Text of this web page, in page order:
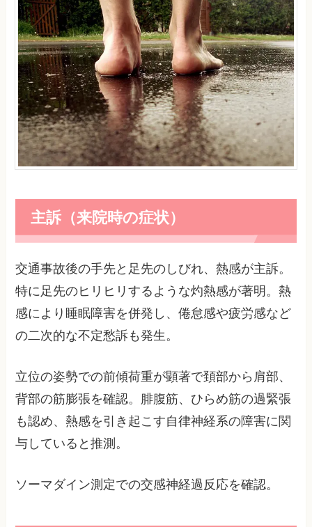
主訴（来院時の症状）
交通事故後の手先と足先のしびれ、熱感が主訴。
特に足先のヒリヒリするような灼熱感が著明。熱
感により睡眠障害を併発し、倦怠感や疲労感など
の二次的な不定愁訴も発生。
立位の姿勢での前傾荷重が顕著で頚部から肩部、
背部の筋膨張を確認。腓腹筋、ひらめ筋の過緊張
も認め、熱感を引き起こす自律神経系の障害に関
与していると推測。
ソーマダイン測定での交感神経過反応を確認。